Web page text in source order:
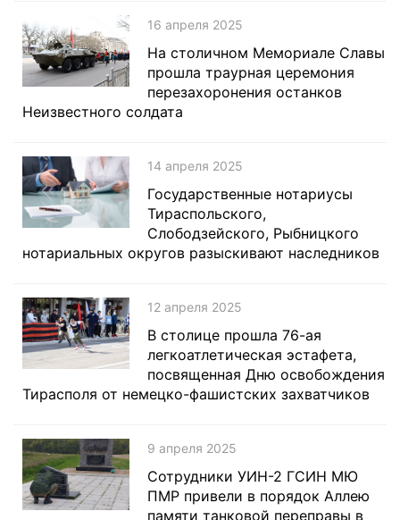
16 апреля 2025
На столичном Мемориале Славы
прошла траурная церемония
перезахоронения останков
Неизвестного солдата
14 апреля 2025
Государственные нотариусы
Тираспольского,
Слободзейского, Рыбницкого
нотариальных округов разыскивают наследников
12 апреля 2025
В столице прошла 76-ая
легкоатлетическая эстафета,
посвященная Дню освобождения
Тирасполя от немецко-фашистских захватчиков
9 апреля 2025
Сотрудники УИН-2 ГСИН МЮ
ПМР привели в порядок Аллею
памяти танковой переправы в